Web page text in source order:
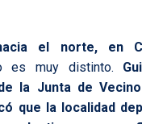
el norte, en
es muy distinto.
la Junta de
que la localidad